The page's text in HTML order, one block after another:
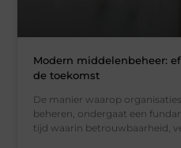
Modern middelenbeheer:
de toekomst
De manier waarop
beheren, ondergaat een
tijd waarin betrouwbaarheid,